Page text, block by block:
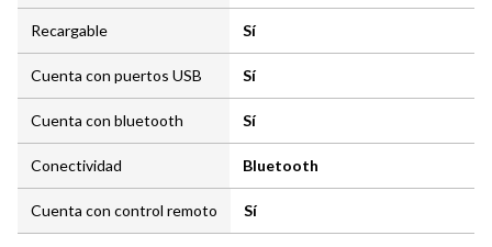
Recargable Sí
Cuenta con puertos USB Sí
Cuenta con bluetooth Sí
Conectividad Bluetooth
Cuenta con control remoto Sí